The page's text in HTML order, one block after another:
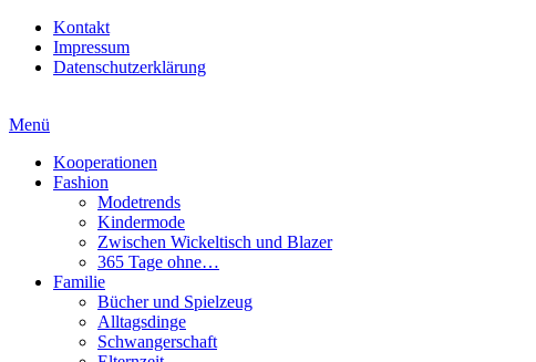
Kontakt
Impressum
Datenschutzerklärung
Menü
Kooperationen
Fashion
Modetrends
Kindermode
Zwischen Wickeltisch und Blazer
365 Tage ohne…
Familie
Bücher und Spielzeug
Alltagsdinge
Schwangerschaft